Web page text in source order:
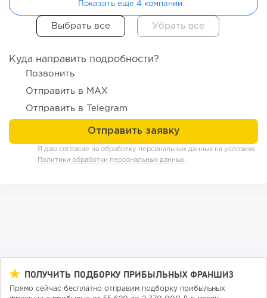
Показать еще 4 компании
Куда направить подробности?
Позвонить
Отправить в MAX
Отправить в Telegram
Я даю согласие на обработку персональных данных на условиях
Политики обработки персональных данных.
ПОЛУЧИТЬ ПОДБОРКУ ПРИБЫЛЬНЫХ ФРАНШИЗ
Прямо сейчас бесплатно отправим подборку прибыльных